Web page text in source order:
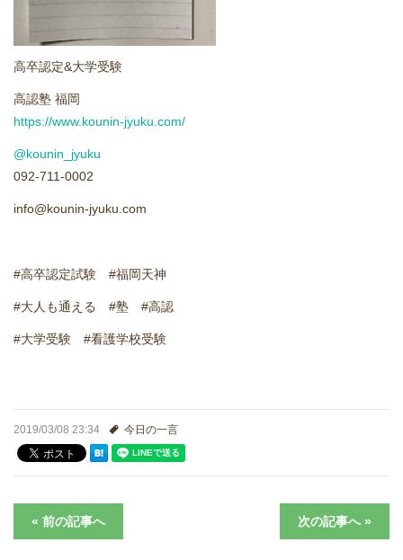
プライバシーポリシー
高認塾ブログ
進学実績
高卒認定&大学受験
高認塾 福岡
https://www.kounin-jyuku.com/
@kounin_jyuku
092-711-0002
info@kounin-jyuku.com
#高卒認定試験 #福岡天神
#大人も通える #塾 #高認
#大学受験 #看護学校受験
2019/03/08 23:34 今日の一言
« 前の記事へ 次の記事へ »